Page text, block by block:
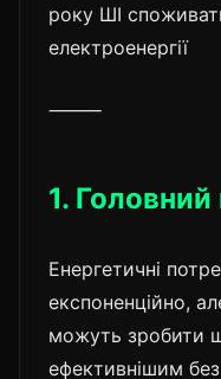
року ШІ
електроенергії
⸻
1.
Енергетичні
експоненційно,
можуть зробити
ефективнішим